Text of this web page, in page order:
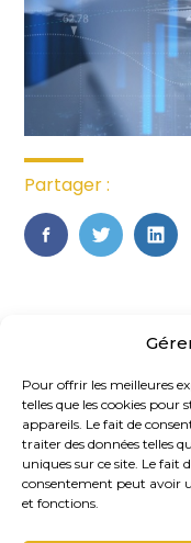
Pour offrir les meilleures
telles que les cookies pour
appareils. Le fait de
traiter des données telles
uniques sur ce site. Le fait
consentement peut avoir
et fonctions.
Partager :
FaceBook
Twitter
Footer
Principale
20, rue des
Germain-en-